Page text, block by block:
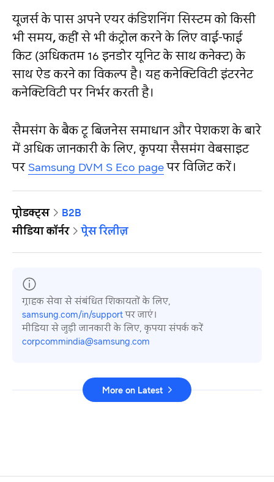
यूजर्स के पास अपने एयर कंडिशनिंग सिस्‍टम को किसी
भी समय,कहीं से भी कंट्रोल करने के लिए वाई-फाई
किट (अधिकतम 16 इनडोर यूनिट के साथ कनेक्‍ट) के
साथ ऐड करने का विकल्‍प है। यह कनेक्टिविटी इंटरनेट
कनेक्टिविटी पर निर्भर करती है।
सैमसंग के बैक टू बिजनेस समाधान और पेशकश के बारे
में अधिक जानकारी के लिए, कृपया सैसमंग वेबसाइट
पर Samsung DVM S Eco pageपर विजिट करें।
प्रोडक्ट्स
B2B
मीडिया कॉर्नर
प्रेस रिलीज़
ग्राहक सेवा से संबंधित शिकायतों के लिए,
samsung.com/in/supportपर जाएं।
मीडिया से जुड़ी जानकारी के लिए, कृपया संपर्क करें
corpcommindia@samsung.com
More on Latest